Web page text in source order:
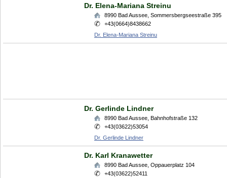
Dr. Elena-Mariana Streinu
8990 Bad Aussee Sommersbergseestraße 395
+43(0664)8438662
Dr. Elena-Mariana Streinu
Dr. Gerlinde Lindner
8990 Bad Aussee Bahnhofstraße 132
+43(03622)53054
Dr. Gerlinde Lindner
Dr. Karl Kranawetter
8990 Bad Aussee Oppauerplatz 104
+43(03622)52411